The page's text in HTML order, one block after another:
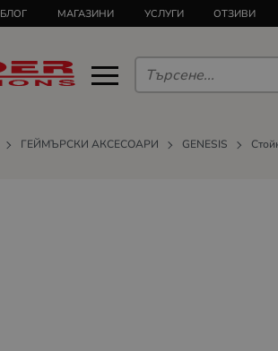
БЛОГ МАГАЗИНИ УСЛУГИ ОТЗИВИ
ГЕЙМЪРСКИ АКСЕСОАРИ GENESIS